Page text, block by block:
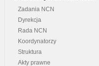
Zadania NCN
Dyrekcja
Rada NCN
Koordynatorzy
Struktura
Akty prawne